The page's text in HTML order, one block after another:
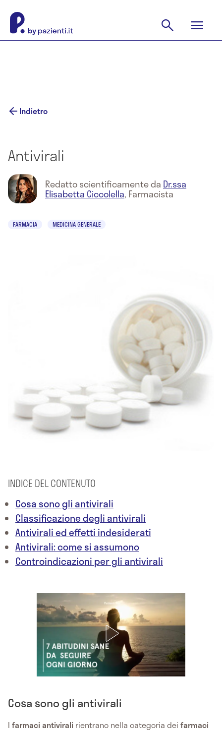
Indietro
Antivirali
Redatto scientificamente da Dr.ssa
Elisabetta Ciccolella, Farmacista
FARMACIA MEDICINA GENERALE
INDICE DEL CONTENUTO
Cosa sono gli antivirali
Classificazione degli antivirali
Antivirali ed effetti indesiderati
Antivirali: come si assumono
Controindicazioni per gli antivirali
Cosa sono gli antivirali
I farmaciantivirali rientrano nella categoria dei farmaci